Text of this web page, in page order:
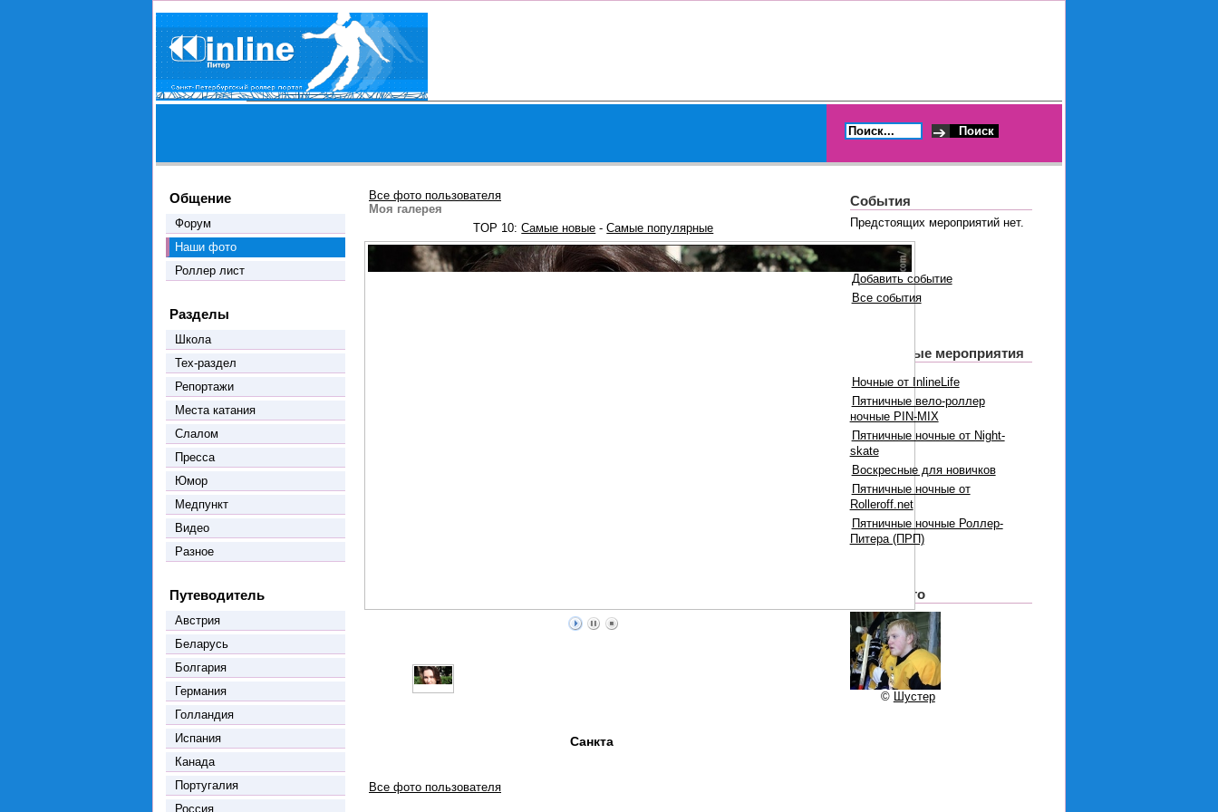
Общение
Форум
Наши фото
Роллер лист
Разделы
Школа
Тех-раздел
Репортажи
Места катания
Слалом
Пресса
Юмор
Медпункт
Видео
Разное
Путеводитель
Австрия
Беларусь
Болгария
Германия
Голландия
Испания
Канада
Португалия
Россия
Все фото пользователя
Моя галерея
TOP 10:Самые новые -Самые популярные
Санкта
Все фото пользователя
События
Предстоящих мероприятий нет.
Добавить событие
Все события
Регулярные мероприятия
Ночные от InlineLife
Пятничные вело-роллер
ночные PIN-MIX
Пятничные ночные от Night-
skate
Воскресные для новичков
Пятничные ночные от
Rolleroff.net
Пятничные ночные Роллер-
Питера (ПРП)
Наши фото
© Шустер